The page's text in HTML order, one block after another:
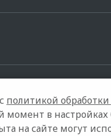
Архивные модели
политикой
в
на сайте могут